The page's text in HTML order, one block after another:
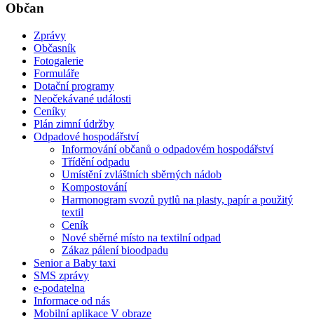
Občan
Zprávy
Občasník
Fotogalerie
Formuláře
Dotační programy
Neočekávané události
Ceníky
Plán zimní údržby
Odpadové hospodářství
Informování občanů o odpadovém hospodářství
Třídění odpadu
Umístění zvláštních sběrných nádob
Kompostování
Harmonogram svozů pytlů na plasty, papír a použitý
textil
Ceník
Nové sběrné místo na textilní odpad
Zákaz pálení bioodpadu
Senior a Baby taxi
SMS zprávy
e-podatelna
Informace od nás
Mobilní aplikace V obraze